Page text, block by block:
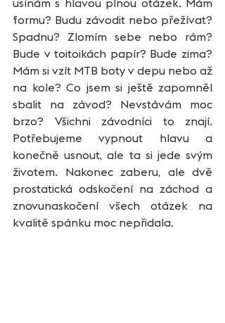
formu? Budu závodit nebo přežívat?
Spadnu? Zlomím sebe nebo rám?
Bude v toitoikách papír? Bude zima?
Mám si vzít MTB boty v depu nebo až
na kole? Co jsem si ještě zapomněl
sbalit na závod? Nevstávám moc
brzo? Všichni závodníci to znají.
Potřebujeme vypnout hlavu a
konečně usnout, ale ta si jede svým
životem. Nakonec zaberu, ale dvě
prostatická odskočení na záchod a
znovunaskočení všech otázek na
kvalitě spánku moc nepřidala.